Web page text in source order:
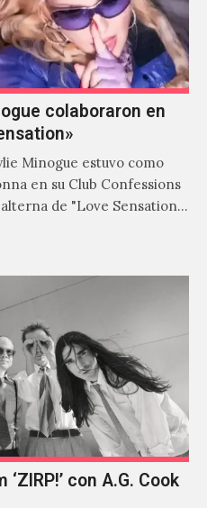
colaboraron en
Minogue estuvo como
en su Club Confessions
de "Love Sensation",
con A.G. Cook